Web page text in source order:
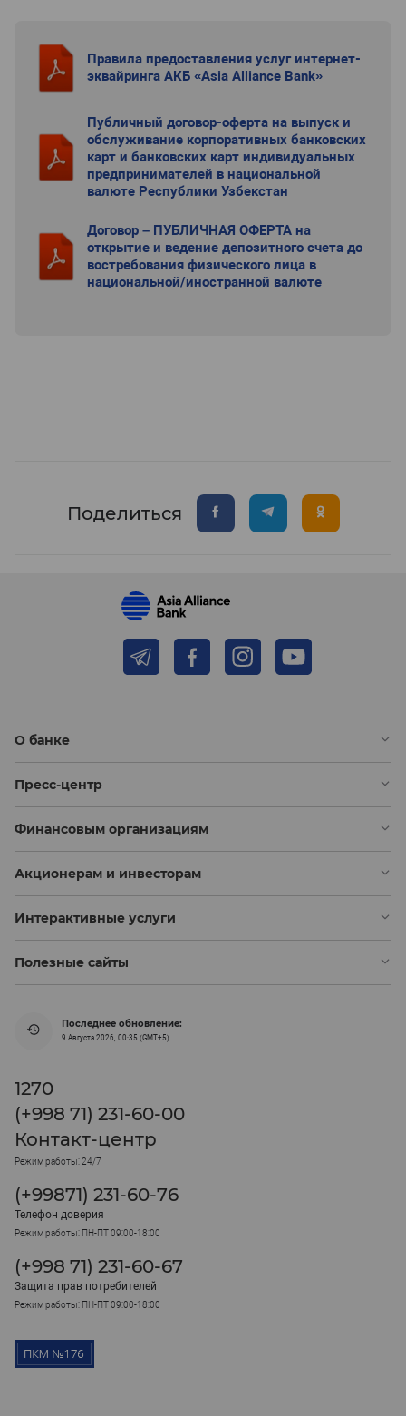
Правила предоставления услуг интернет-
эквайринга АКБ «Asia Alliance Bank»
Публичный договор-оферта на выпуск и
обслуживание корпоративных банковских
карт и банковских карт индивидуальных
предпринимателей в национальной
валюте Республики Узбекстан
Договор – ПУБЛИЧНАЯ ОФЕРТА на
открытие и ведение депозитного счета до
востребования физического лица в
национальной/иностранной валюте
Поделиться
О банке
Пресс-центр
Финансовым организациям
Акционерам и инвесторам
Интерактивные услуги
Полезные сайты
Последнее обновление:
9 Августа 2026, 00:35 (GMT+5)
1270
(+998 71) 231-60-00
Контакт-центр
Режим работы: 24/7
(+99871) 231-60-76
Телефон доверия
Режим работы: ПН-ПТ 09:00-18:00
(+998 71) 231-60-67
Защита прав потребителей
Режим работы: ПН-ПТ 09:00-18:00